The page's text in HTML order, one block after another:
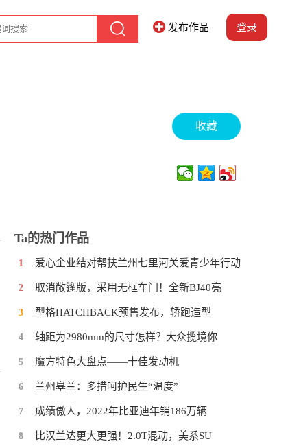
发布作品 登录
收藏
Ta的热门作品
1 爱心企业结对帮扶兰州七里河关爱青少年行动
2 取消敞篷版，采用无框车门！全新BJ40亮
3 型格HATCHBACK预售发布，轿跑造型
4 轴距为2980mm的尺寸怎样？大众揽境你
5 魔方特色大盘点——十佳发动机
6 兰州皋兰：多措呵护民生“温度”
7 成绩傲人，2022年比亚迪年销186万辆
8 比汉兰达更大更强！2.0T混动，美系SU